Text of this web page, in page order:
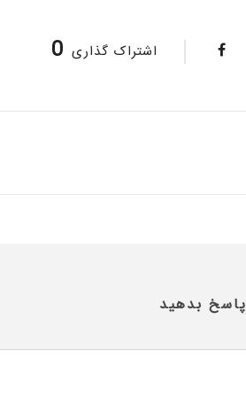
0 اشتراک گذاری
پاسخ بدهید